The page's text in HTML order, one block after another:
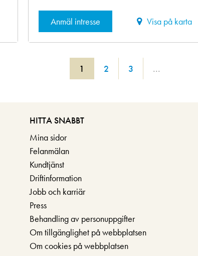
Anmäl intresse Visa på karta
1 2 3 ...
HITTA SNABBT
Mina sidor
Felanmälan
Kundtjänst
Driftinformation
Jobb och karriär
Press
Behandling av personuppgifter
Om tillgänglighet på webbplatsen
Om cookies på webbplatsen